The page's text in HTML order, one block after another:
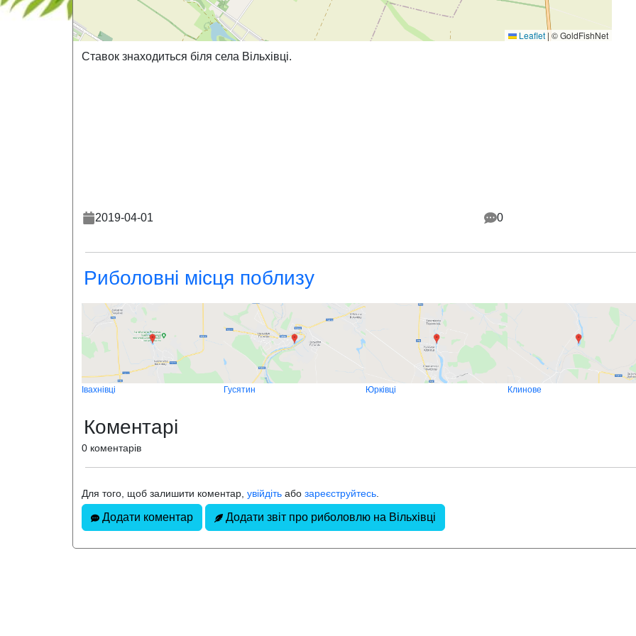
Leaflet | © GoldFishNet
Ставок знаходиться біля села Вільхівці.
2019-04-01 0
Риболовні місця поблизу
Івахнівці Гусятин Юрківці Клинове
Коментарі
0 коментарів
Для того, щоб залишити коментар, увійдіть або зареєструйтесь
Додати коментар Додати звіт про риболовлю на Вільхівці